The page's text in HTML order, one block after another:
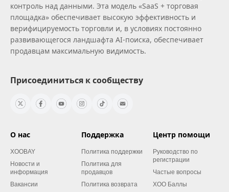
контроль над данными. Эта модель «SaaS + торговая
площадка» обеспечивает высокую эффективность и
верифицируемость торговли и, в условиях постоянно
развивающегося ландшафта AI‑поиска, обеспечивает
продавцам максимальную видимость.
Присоединиться к сообществу
О нас
XOOBAY
Новости и
информация
Вакансии
Поддержка
Политика поддержки
Политика для
продавцов
Политика возврата
Центр помощи
Руководство по
регистрации
Частые вопросы
XOO Баллы